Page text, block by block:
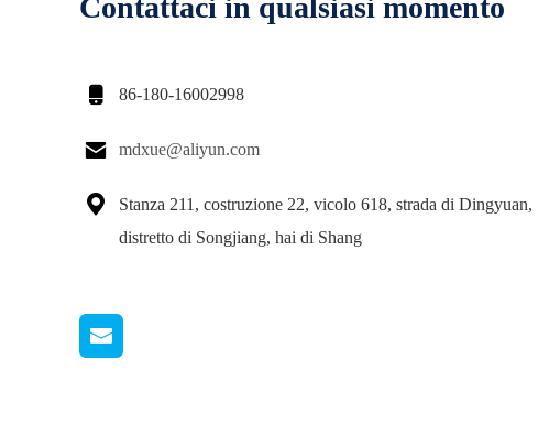
Contattaci in qualsiasi momento
 86-180-16002998
 mdxue@aliyun.com

Stanza 211, costruzione 22, vicolo 618, strada di Dingyuan,
distretto di Songjiang, hai di Shang